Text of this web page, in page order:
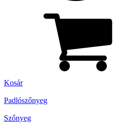
Kosár
Padlószőnyeg
Szőnyeg